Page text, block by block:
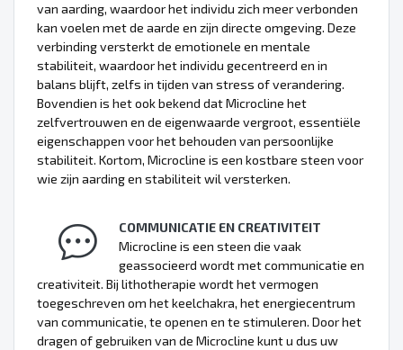
van aarding, waardoor het individu zich meer verbonden
kan voelen met de aarde en zijn directe omgeving. Deze
verbinding versterkt de emotionele en mentale
stabiliteit, waardoor het individu gecentreerd en in
balans blijft, zelfs in tijden van stress of verandering.
Bovendien is het ook bekend dat Microcline het
zelfvertrouwen en de eigenwaarde vergroot, essentiële
eigenschappen voor het behouden van persoonlijke
stabiliteit. Kortom, Microcline is een kostbare steen voor
wie zijn aarding en stabiliteit wil versterken.
COMMUNICATIE EN CREATIVITEIT
Microcline is een steen die vaak
geassocieerd wordt met communicatie en
creativiteit. Bij lithotherapie wordt het vermogen
toegeschreven om het keelchakra, het energiecentrum
van communicatie, te openen en te stimuleren. Door het
dragen of gebruiken van de Microcline kunt u dus uw